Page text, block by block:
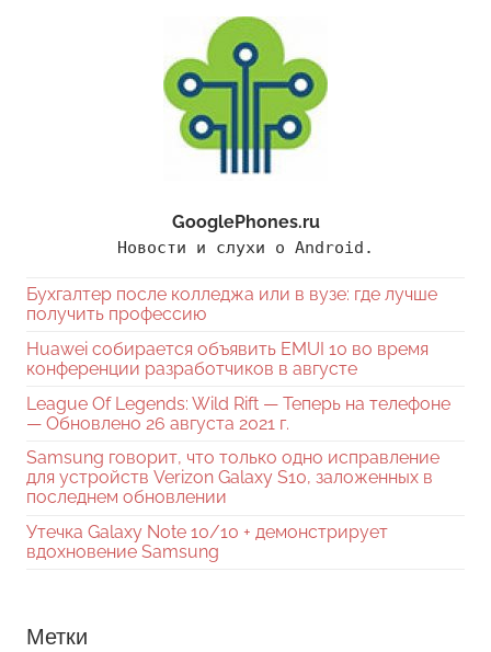
GooglePhones.ru
Новости и слухи о Android.
Бухгалтер после колледжа или в вузе: где лучше
получить профессию
Huawei собирается объявить EMUI 10 во время
конференции разработчиков в августе
League Of Legends: Wild Rift — Теперь на телефоне
— Обновлено 26 августа 2021 г.
Samsung говорит, что только одно исправление
для устройств Verizon Galaxy S10, заложенных в
последнем обновлении
Утечка Galaxy Note 10/10 + демонстрирует
вдохновение Samsung
Метки